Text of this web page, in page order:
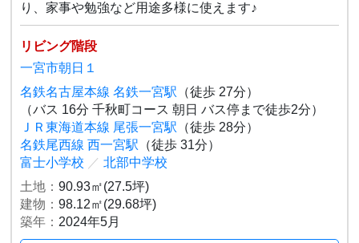
り、家事や勉強など用途多様に使えます♪
リビング階段
一宮市朝日１
名鉄名古屋本線 名鉄一宮駅 （徒歩 27分）
（バス 16分 千秋町コース 朝日 バス停まで徒歩2分）
ＪＲ東海道本線 尾張一宮駅 （徒歩 28分）
名鉄尾西線 西一宮駅 （徒歩 31分）
富士小学校 ／ 北部中学校
土地：90.93㎡(27.5坪)
建物：98.12㎡(29.68坪)
築年： 2024年5月